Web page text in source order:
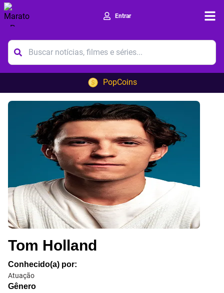
Entrar
PopCoins
Tom Holland
Conhecido(a) por:
Atuação
Gênero